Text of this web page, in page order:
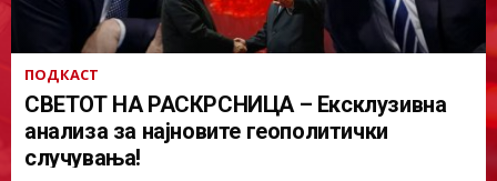
ПОДКАСТ
СВЕТОТ НА РАСКРСНИЦА – Ексклузивна
анализа за најновите геополитички
случувања!